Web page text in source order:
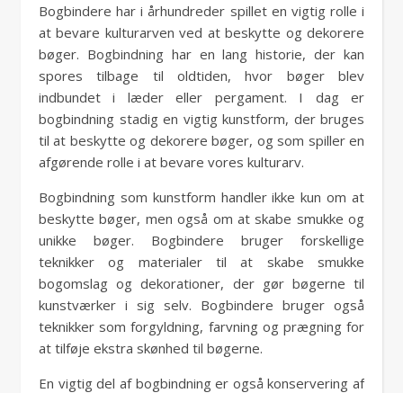
Bogbindere har i århundreder spillet en vigtig rolle i
at bevare kulturarven ved at beskytte og dekorere
bøger. Bogbindning har en lang historie, der kan
spores tilbage til oldtiden, hvor bøger blev
indbundet i læder eller pergament. I dag er
bogbindning stadig en vigtig kunstform, der bruges
til at beskytte og dekorere bøger, og som spiller en
afgørende rolle i at bevare vores kulturarv.
Bogbindning som kunstform handler ikke kun om at
beskytte bøger, men også om at skabe smukke og
unikke bøger. Bogbindere bruger forskellige
teknikker og materialer til at skabe smukke
bogomslag og dekorationer, der gør bøgerne til
kunstværker i sig selv. Bogbindere bruger også
teknikker som forgyldning, farvning og prægning for
at tilføje ekstra skønhed til bøgerne.
En vigtig del af bogbindning er også konservering af